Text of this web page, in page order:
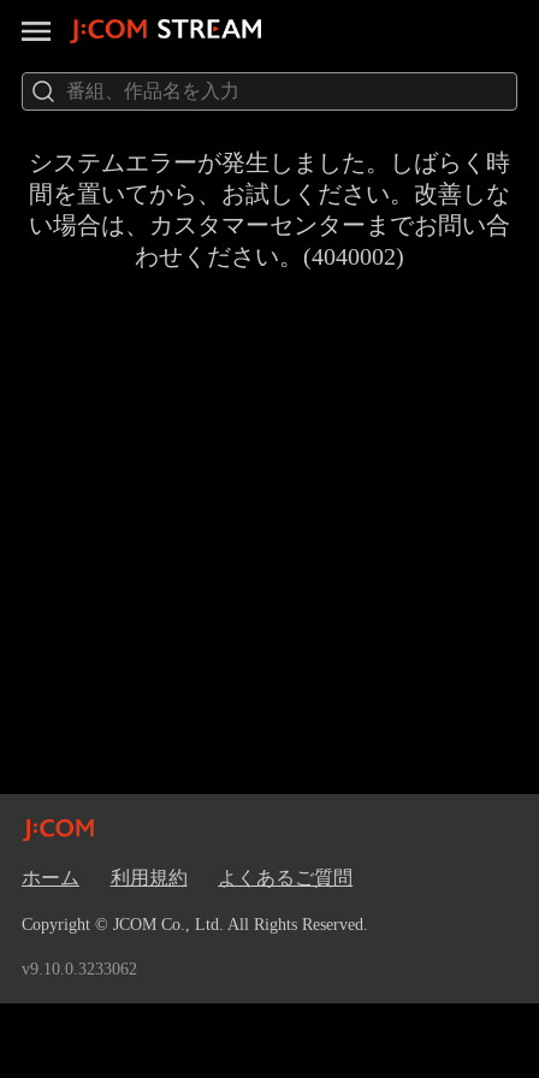
システムエラーが発生しました。しばらく時
間を置いてから、お試しください。改善しな
い場合は、カスタマーセンターまでお問い合
わせください。(4040002)
ホーム 利用規約 よくあるご質問
Copyright © JCOM Co., Ltd. All Rights Reserved.
v9.10.0.3233062